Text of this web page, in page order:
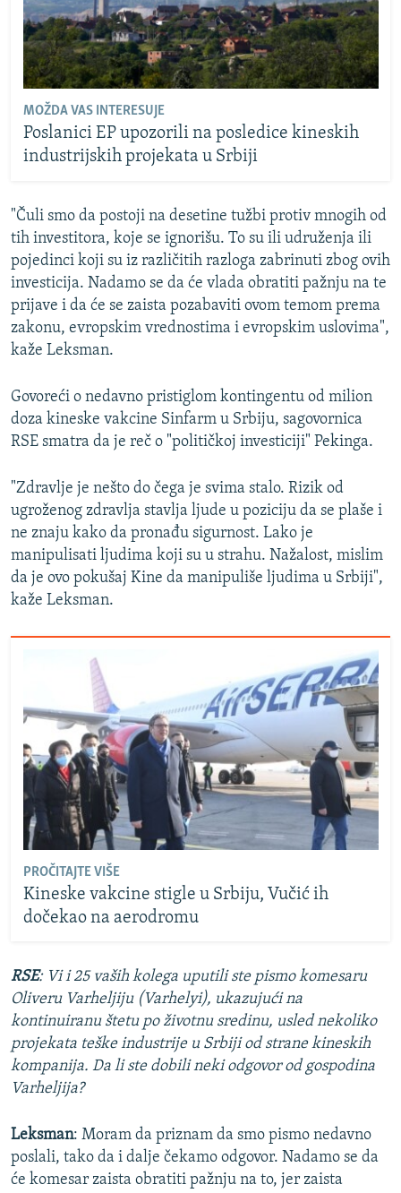
MOŽDA VAS INTERESUJE
Poslanici EP upozorili na posledice kineskih
industrijskih projekata u Srbiji
"Čuli smo da postoji na desetine tužbi protiv mnogih od
tih investitora, koje se ignorišu. To su ili udruženja ili
pojedinci koji su iz različitih razloga zabrinuti zbog ovih
investicija. Nadamo se da će vlada obratiti pažnju na te
prijave i da će se zaista pozabaviti ovom temom prema
zakonu, evropskim vrednostima i evropskim uslovima",
kaže Leksman.
Govoreći o nedavno pristiglom kontingentu od milion
doza kineske vakcine Sinfarm u Srbiju, sagovornica
RSE smatra da je reč o "političkoj investiciji" Pekinga.
"Zdravlje je nešto do čega je svima stalo. Rizik od
ugroženog zdravlja stavlja ljude u poziciju da se plaše i
ne znaju kako da pronađu sigurnost. Lako je
manipulisati ljudima koji su u strahu. Nažalost, mislim
da je ovo pokušaj Kine da manipuliše ljudima u Srbiji",
kaže Leksman.
PROČITAJTE VIŠE
Kineske vakcine stigle u Srbiju, Vučić ih
dočekao na aerodromu
RSE: Vi i 25 vaših kolega uputili ste pismo komesaru
Oliveru Varheljiju (Varhelyi), ukazujući na
kontinuiranu štetu po životnu sredinu, usled nekoliko
projekata teške industrije u Srbiji od strane kineskih
kompanija. Da li ste dobili neki odgovor od gospodina
Varheljija?
Leksman: Moram da priznam da smo pismo nedavno
poslali, tako da i dalje čekamo odgovor. Nadamo se da
će komesar zaista obratiti pažnju na to, jer zaista